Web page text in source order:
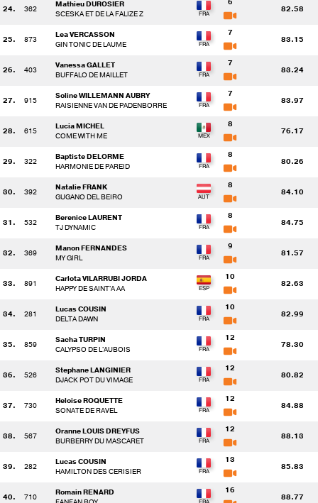
24. 362
Mathieu DUROSIER
SCESKA ET DE LA FALIZE Z
82.58
25. 873
Lea VERCASSON
GIN TONIC DE LAUME
7
83.15
26. 403
Vanessa GALLET
BUFFALO DE MAILLET
7
83.24
27. 915
Soline WILLEMANN AUBRY
RAISIENNE VAN DE PADENBORRE
7
83.97
28. 615
Lucia MICHEL
COME WITH ME
8
76.17
29. 322
Baptiste DELORME
HARMONIE DE PAREID
8
80.26
30. 392
Natalie FRANK
GUGANO DEL BEIRO
8
84.10
31. 532
Berenice LAURENT
TJ DYNAMIC
8
84.75
32. 369
Manon FERNANDES
MY GIRL
9
81.57
33. 891
Carlota VILARRUBI JORDA
HAPPY DE SAINT'A AA
10
82.63
34. 281
Lucas COUSIN
DELTA DAWN
10
82.99
35. 859
Sacha TURPIN
CALYPSO DE L'AUBOIS
12
78.30
36. 526
Stephane LANGINIER
DJACK POT DU VIMAGE
12
80.82
37. 730
Heloise ROQUETTE
SONATE DE RAVEL
12
84.88
38. 567
Oranne LOUIS DREYFUS
BURBERRY DU MASCARET
12
88.13
39. 282
Lucas COUSIN
HAMILTON DES CERISIER
13
85.83
40. 710
Romain RENARD
16
88.77